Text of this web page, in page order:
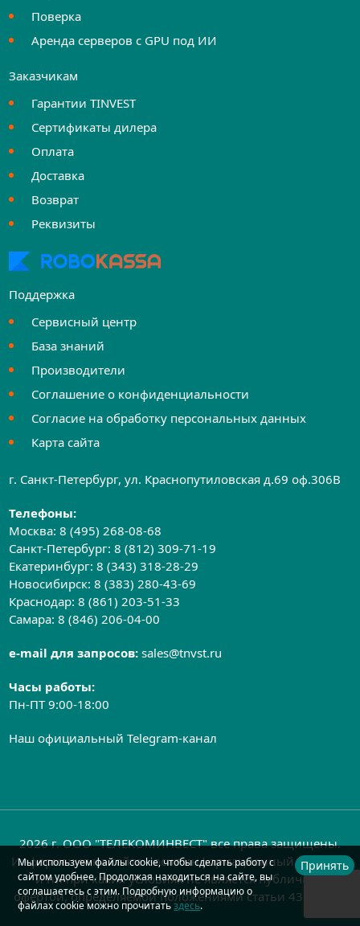
Поверка
Аренда серверов с GPU под ИИ
Заказчикам
Гарантии TINVEST
Сертификаты дилера
Оплата
Доставка
Возврат
Реквизиты
Поддержка
Сервисный центр
База знаний
Производители
Соглашение о конфиденциальности
Согласие на обработку персональных данных
Карта сайта
г. Санкт-Петербург, ул. Краснопутиловская д.69 оф.306B
Телефоны:
Москва:8 (495) 268-08-68
Санкт-Петербург:8 (812) 309-71-19
Екатеринбург:8 (343) 318-28-29
Новосибирск:8 (383) 280-43-69
Краснодар:8 (861) 203-51-33
Самара:8 (846) 206-04-00
e-mail для запросов:sales@tnvst.ru
Часы работы:
Пн-ПТ 9:00-18:00
Наш официальный Telegram-канал
2026 г. ООО "ТЕЛЕКОМИНВЕСТ" все права защищены.
Информация на сайте носит информационный характер
и ни при каких условиях не является публичной
офертой, определяемой положениями статьи 437 ГК РФ
Мы используем файлы cookie, чтобы сделать работу с
сайтом удобнее. Продолжая находиться на сайте, вы
соглашаетесь с этим. Подробную информацию о
файлах cookie можно прочитатьздесь.
Принять